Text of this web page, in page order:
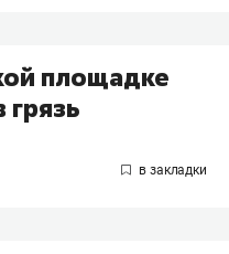
площадке
грязь